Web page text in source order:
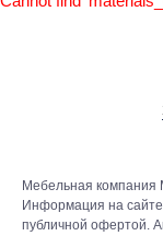
Мебельная компания
Информация на сайте
публичной офертой.